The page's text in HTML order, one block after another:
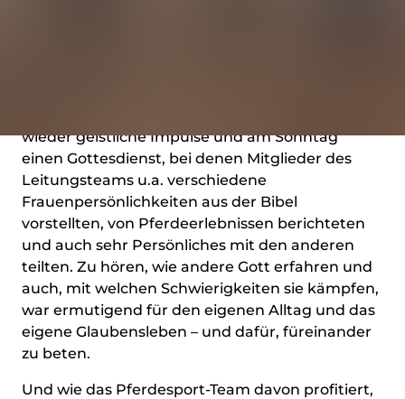
wieder geistliche Impulse und am Sonntag
einen Gottesdienst, bei denen Mitglieder des
Leitungsteams u.a. verschiedene
Frauenpersönlichkeiten aus der Bibel
vorstellten, von Pferdeerlebnissen berichteten
und auch sehr Persönliches mit den anderen
teilten. Zu hören, wie andere Gott erfahren und
auch, mit welchen Schwierigkeiten sie kämpfen,
war ermutigend für den eigenen Alltag und das
eigene Glaubensleben – und dafür, füreinander
zu beten.
Und wie das Pferdesport-Team davon profitiert,